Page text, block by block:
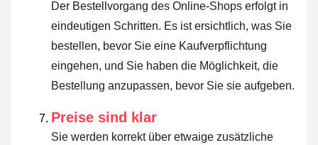
Der Bestellvorgang des Online-Shops erfolgt in
eindeutigen Schritten. Es ist ersichtlich, was Sie
bestellen, bevor Sie eine Kaufverpflichtung
eingehen, und Sie haben die Möglichkeit, die
Bestellung anzupassen, bevor Sie sie aufgeben.
Preise sind klar
Sie werden korrekt über etwaige zusätzliche